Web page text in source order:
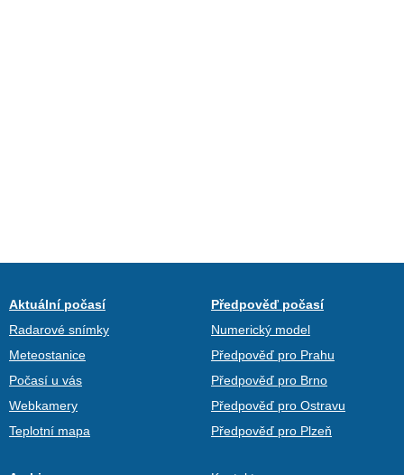
Aktuální počasí
Radarové snímky
Meteostanice
Počasí u vás
Webkamery
Teplotní mapa
Předpověď počasí
Numerický model
Předpověď pro Prahu
Předpověď pro Brno
Předpověď pro Ostravu
Předpověď pro Plzeň